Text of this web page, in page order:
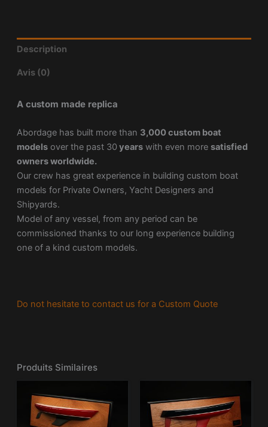
Description
Avis (0)
A custom made replica
Abordage has built more than 3,000 custom boat
modelsover the past 30 yearswith even more satisfied
owners worldwide.
Our crew has great experience in building custom boat
models for Private Owners, Yacht Designers and
Shipyards.
Model of any vessel, from any period can be
commissioned thanks to our long experience building
one of a kind custom models.
Do not hesitate to contact us for a Custom Quote
Produits Similaires